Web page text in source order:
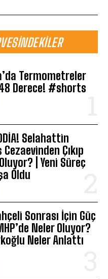
Termometreler
Derece! #shorts
Selahattin
Çıkıp
| Yeni Süreç
Oldu
Sonrası İçin Güç
Neler Oluyor?
Neler Anlattı